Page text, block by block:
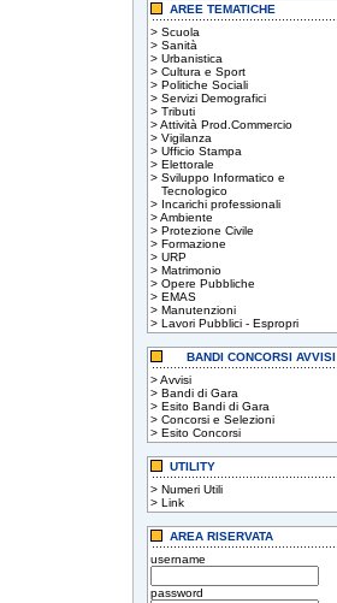
AREE TEMATICHE
> Scuola
> Sanità
> Urbanistica
> Cultura e Sport
> Politiche Sociali
> Servizi Demografici
> Tributi
>Attività Prod.Commercio
> Vigilanza
> Ufficio Stampa
> Elettorale
> Sviluppo Informatico e
Tecnologico
> Incarichi professionali
>Ambiente
> Protezione Civile
> Formazione
> URP
> Matrimonio
> Opere Pubbliche
> EMAS
> Manutenzioni
> Lavori Pubblici - Espropri
BANDI CONCORSI AVVISI
>Avvisi
> Bandi di Gara
> Esito Bandi di Gara
> Concorsi e Selezioni
> Esito Concorsi
UTILITY
> Numeri Utili
> Link
AREA RISERVATA
username
password